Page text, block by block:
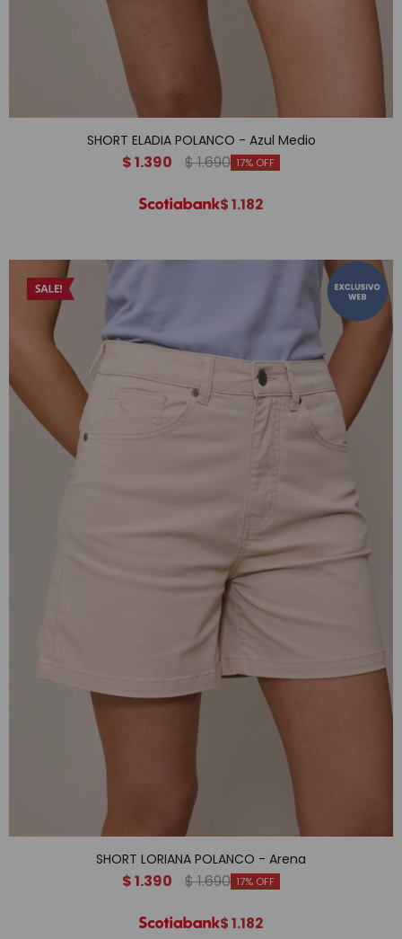
SHORT ELADIA POLANCO - Azul Medio
$1.390 $1.690 17
$1.182
SHORT LORIANA POLANCO - Arena
$1.390 $1.690 17
$1.182